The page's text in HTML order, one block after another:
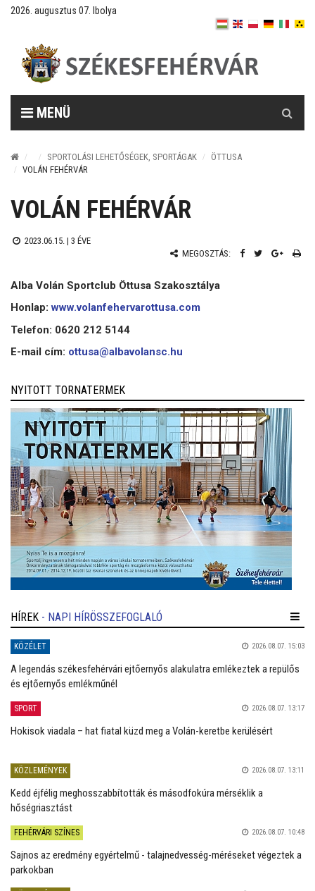
2026. augusztus 07. Ibolya
MENÜ
SPORTOLÁSI LEHETŐSÉGEK, SPORTÁGAK
ÖTTUSA
VOLÁN FEHÉRVÁR
VOLÁN FEHÉRVÁR
2023.06.15. | 3 ÉVE
MEGOSZTÁS:
Alba Volán Sportclub Öttusa Szakosztálya
Honlap:www.volanfehervarottusa.com
Telefon: 0620 212 5144
E-mail cím: ottusa@albavolansc.hu
NYITOTT TORNATERMEK
HÍREK - NAPI HÍRÖSSZEFOGLALÓ
KÖZÉLET 2026.08.07. 15:03
A legendás székesfehérvári ejtőernyős alakulatra emlékeztek a repülős
és ejtőernyős emlékműnél
SPORT 2026.08.07. 13:17
Hokisok viadala – hat fiatal küzd meg a Volán-keretbe kerülésért
KÖZLEMÉNYEK 2026.08.07. 13:11
Kedd éjfélig meghosszabbították és másodfokúra mérséklik a
hőségriasztást
FEHÉRVÁRI SZÍNES 2026.08.07. 10:48
Sajnos az eredmény egyértelmű - talajnedvesség-méréseket végeztek a
parkokban